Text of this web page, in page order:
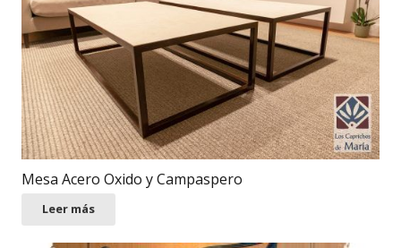
Mesa Acero Oxido y Campaspero
Leer más